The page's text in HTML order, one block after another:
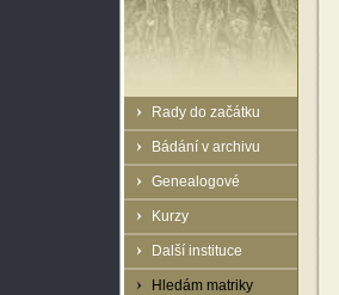
Rady do začátku
Bádání v archivu
Genealogové
Kurzy
Další instituce
Hledám matriky